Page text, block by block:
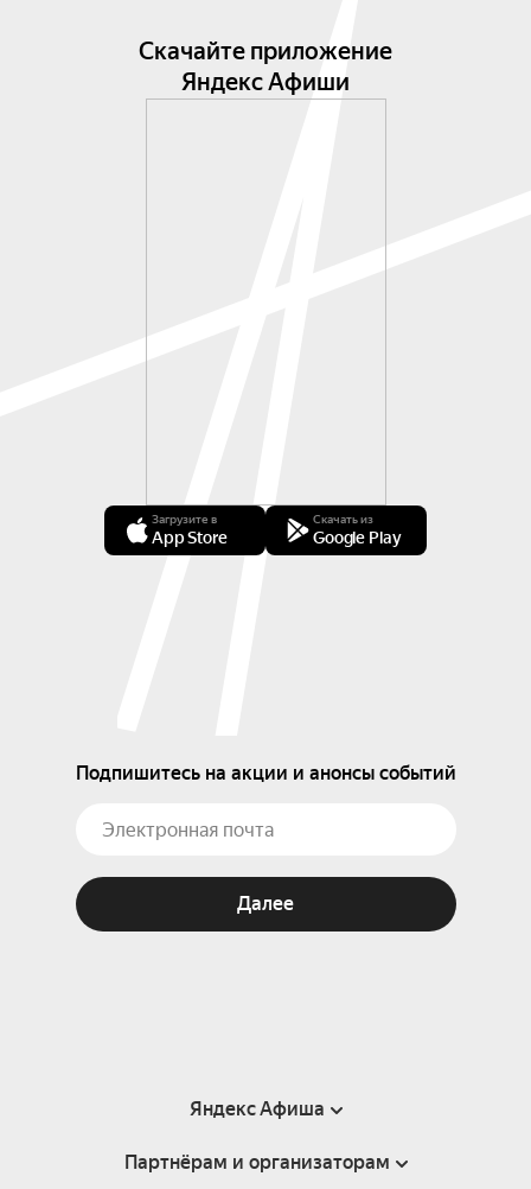
Скачайте приложение
Яндекс Афиши
Загрузите в
App Store
Скачать из
Google Play
Подпишитесь на акции и анонсы событий
Далее
Яндекс Афиша
Справка
Партнёрам и организаторам